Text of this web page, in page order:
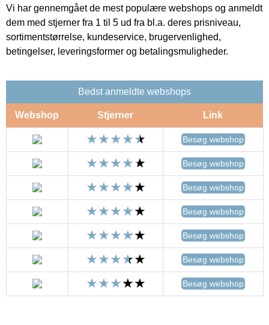
Vi har gennemgået de mest populære webshops og anmeldt
dem med stjerner fra 1 til 5 ud fra bl.a. deres prisniveau,
sortimentstørrelse, kundeservice, brugervenlighed,
betingelser, leveringsformer og betalingsmuligheder.
Bedst anmeldte webshops
Webshop Stjerner Link
Besøg webshop
Besøg webshop
Besøg webshop
Besøg webshop
Besøg webshop
Besøg webshop
Besøg webshop